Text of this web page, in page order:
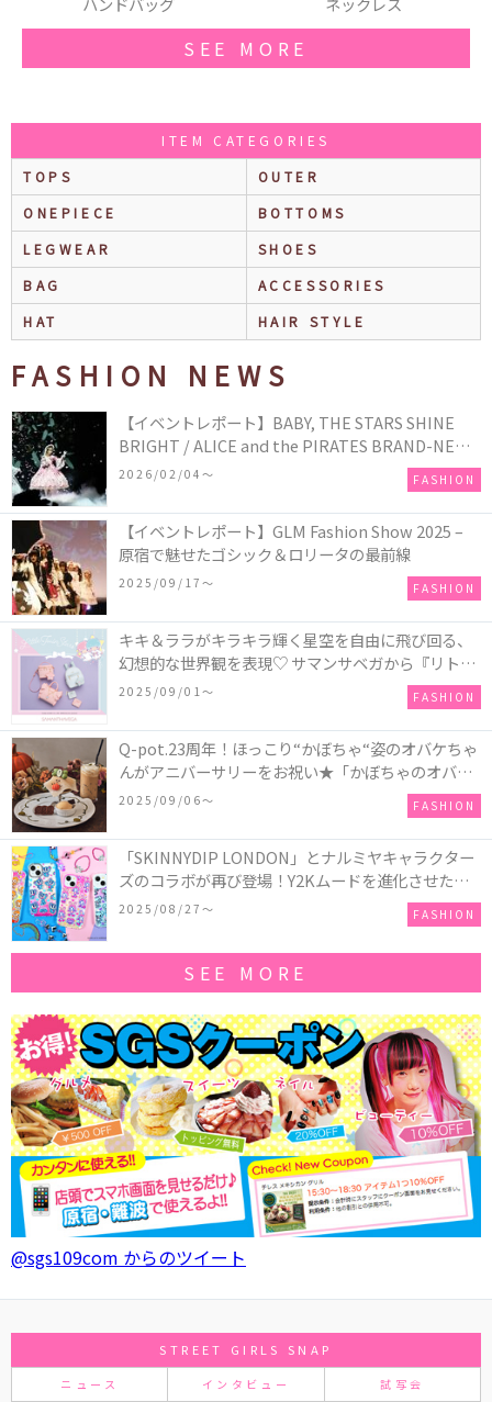
SEE MORE
ITEM CATEGORIES
TOPS
OUTER
ONEPIECE
BOTTOMS
LEGWEAR
SHOES
BAG
ACCESSORIES
HAT
HAIR STYLE
FASHION NEWS
【イベントレポート】BABY, THE STARS SHINE
BRIGHT / ALICE and the PIRATES BRAND-NEW
COLLECTION in TOKYO
2026/02/04〜 FASHION
【イベントレポート】GLM Fashion Show 2025 –
原宿で魅せたゴシック＆ロリータの最前線
2025/09/17〜 FASHION
キキ＆ララがキラキラ輝く星空を自由に飛び回る、
幻想的な世界観を表現♡ サマンサベガから『リトル
ツインスターズ』50周年アニバーサリーイヤー』を
2025/09/01〜 FASHION
Q-pot.23周年！ほっこり“かぼちゃ“姿のオバケちゃ
んがアニバーサリーをお祝い★「かぼちゃのオバケ
ーキアクセサリー」が新発売！Q-pot CAFE.では
「かぼちゃのオバケーキプレート」も登場
2025/09/06〜 FASHION
「SKINNYDIP LONDON」とナルミヤキャラクター
ズのコラボが再び登場！Y2Kムードを進化させた新
作コレクションを発売♪
2025/08/27〜 FASHION
SEE MORE
@sgs109com からのツイート
STREET GIRLS SNAP
ニュース インタビュー 試写会